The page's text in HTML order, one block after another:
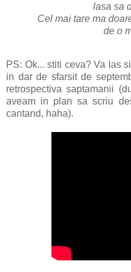
lasa sa
Cel mai tare ma
de o
PS: Ok... stiti ceva? Va las
in dar de sfarsit de
retrospectiva saptamanii
aveam in plan sa scriu
cantand, haha).